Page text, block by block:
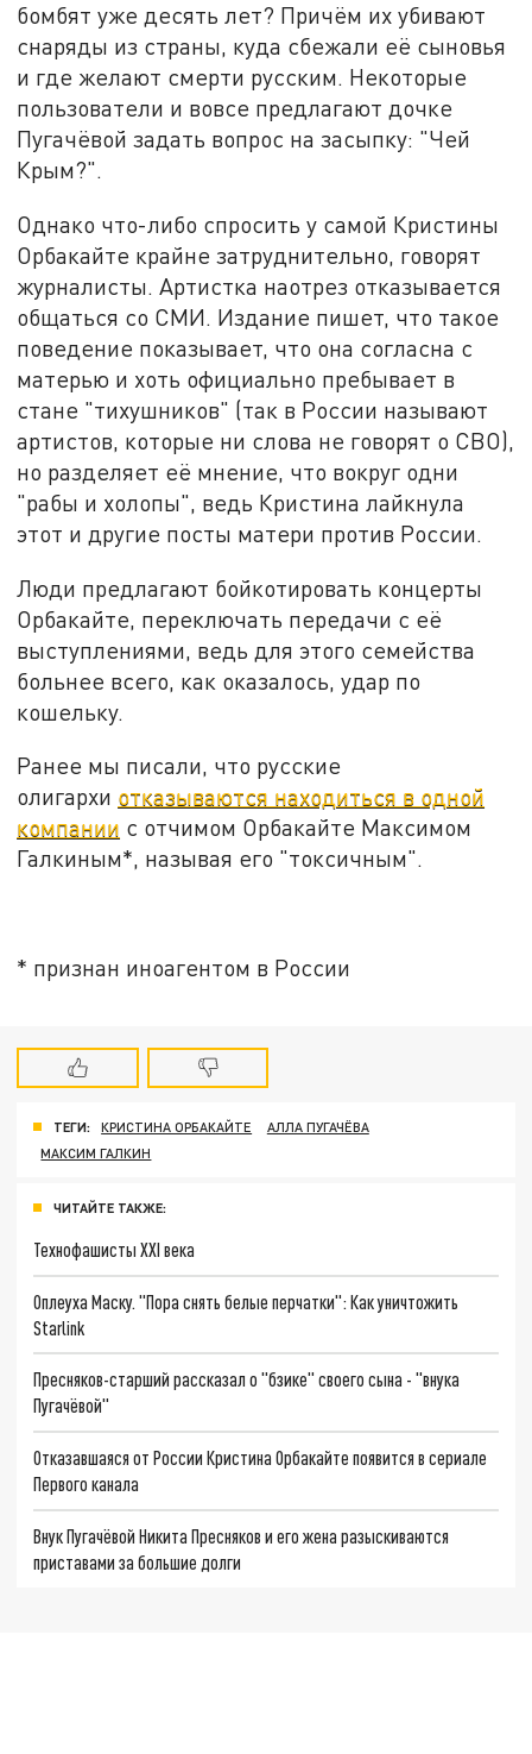
бомбят уже десять лет? Причём их убивают
снаряды из страны, куда сбежали её сыновья
и где желают смерти русским. Некоторые
пользователи и вовсе предлагают дочке
Пугачёвой задать вопрос на засыпку: "Чей
Крым?".
Однако что-либо спросить у самой Кристины
Орбакайте крайне затруднительно, говорят
журналисты. Артистка наотрез отказывается
общаться со СМИ. Издание пишет, что такое
поведение показывает, что она согласна с
матерью и хоть официально пребывает в
стане "тихушников" (так в России называют
артистов, которые ни слова не говорят о СВО),
но разделяет её мнение, что вокруг одни
"рабы и холопы", ведь Кристина лайкнула
этот и другие посты матери против России.
Люди предлагают бойкотировать концерты
Орбакайте, переключать передачи с её
выступлениями, ведь для этого семейства
больнее всего, как оказалось, удар по
кошельку.
Ранее мы писали, что русские
олигархи отказываются находиться в одной
компании с отчимом Орбакайте Максимом
Галкиным*, называя его "токсичным".
* признан иноагентом в России
ТЕГИ: КРИСТИНА ОРБАКАЙТЕ
АЛЛА ПУГАЧЁВА
МАКСИМ ГАЛКИН
ЧИТАЙТЕ ТАКЖЕ:
Технофашисты XXI века
Оплеуха Маску. "Пора снять белые перчатки": Как уничтожить
Starlink
Пресняков-старший рассказал о "бзике" своего сына - "внука
Пугачёвой"
Отказавшаяся от России Кристина Орбакайте появится в сериале
Первого канала
Внук Пугачёвой Никита Пресняков и его жена разыскиваются
приставами за большие долги